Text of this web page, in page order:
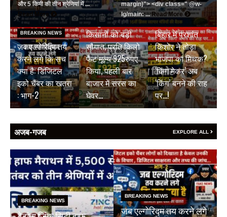
और 5 किमी की तीन श्रेणियां में ...
Read More
margin)"> <div class=" @w-
lg/main: ... Read More
BREAKING NEWS
जब एल्गोरिद्म तय
करने लगे कि सच
क्या है: डिजिटल
इको चैंबर का खतरा
: भाग-2
BREAKING NEWS
जयपुर डेयरी की
किसानों को बड़ी
सौगात, प्रति किलो
फैट मूल्य 925रुपए
किया, पहली बार
बाजार में सरस का
घेवर…
BREAKING NEWS
बिहार में प्रशांत
किशोर ने तोड़ा
भाजपा का मिथक?
‘किंग मेकर’ अब
‘किंग’ बनने की राह
पर…!
अजब-गजब EXPLORE ALL
BREAKING NEWS
BREAKING NEWS
जब एल्गोरिद्म तय करने लगे